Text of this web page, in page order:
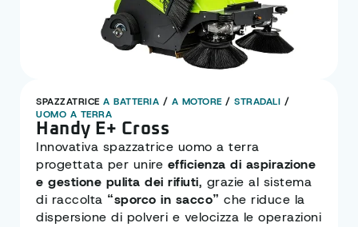
SPAZZATRICE A BATTERIA / A MOTORE / STRADALI /
UOMO A TERRA
Handy E+ Cross
Innovativa spazzatrice uomo a terra
progettata per unire efficienza di aspirazione
e gestione pulita dei rifiuti, grazie al sistema
di raccolta “sporco in sacco” che riduce la
dispersione di polveri e velocizza le operazioni